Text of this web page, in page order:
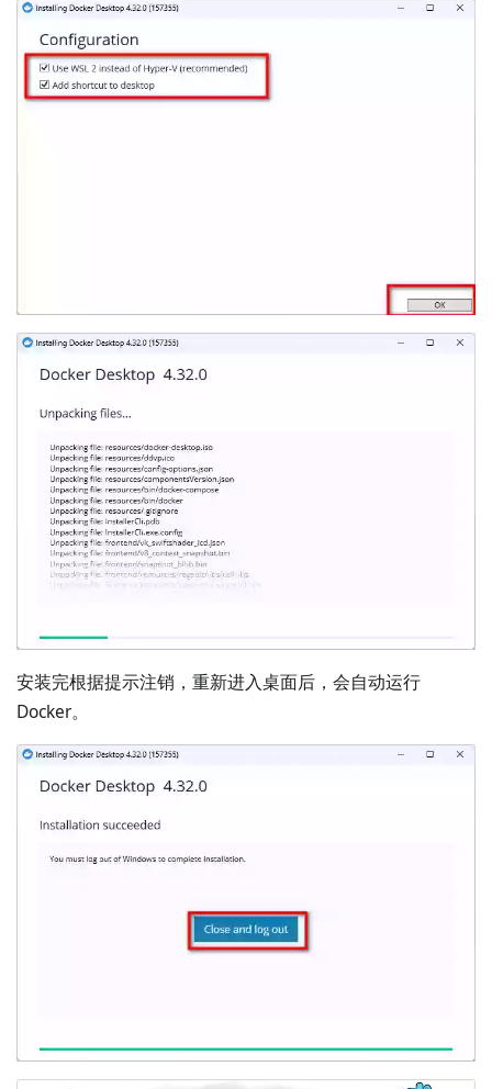
安装完根据提示注销，重新进入桌面后，会自动运行
Docker。